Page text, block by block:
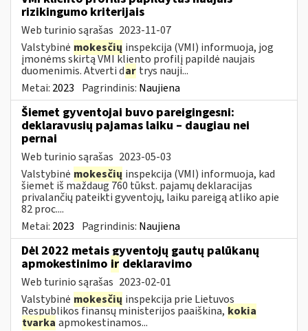
rizikingumo kriterijais
Web turinio sąrašas 2023-11-07
Valstybinė mokesčių inspekcija (VMI) informuoja, jog
įmonėms skirtą VMI kliento profilį papildė naujais
duomenimis. Atverti dar trys nauji...
Metai: 2023 Pagrindinis: Naujiena
Šiemet gyventojai buvo pareigingesni:
deklaravusių pajamas laiku – daugiau nei
pernai
Web turinio sąrašas 2023-05-03
Valstybinė mokesčių inspekcija (VMI) informuoja, kad
šiemet iš maždaug 760 tūkst. pajamų deklaracijas
privalančių pateikti gyventojų, laiku pareigą atliko apie
82 proc....
Metai: 2023 Pagrindinis: Naujiena
Dėl 2022 metais gyventojų gautų palūkanų
apmokestinimo ir deklaravimo
Web turinio sąrašas 2023-02-01
Valstybinė mokesčių inspekcija prie Lietuvos
Respublikos finansų ministerijos paaiškina, kokia
tvarka apmokestinamos...